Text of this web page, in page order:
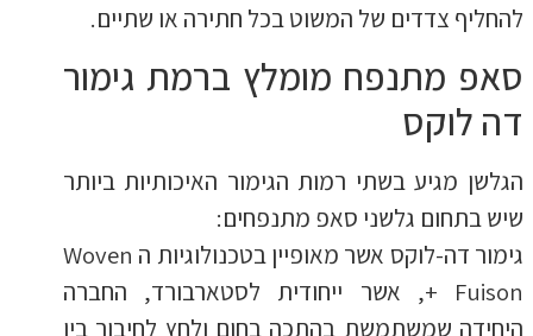
להחליף צדדים של המשוט בכל חתירה או שתיים.
סאפ מתנפח מומלץ ברמת גימור
דה לוקס
הגלשן מגיע בשתי רמות הגימור האיכותיות ביותר
שיש בתחום גלשני סאפ מתנפחים:
גימור דה-לוקס אשר מאופיין בטכנולוגיות ה Woven
+ Fuison, אשר ייחודית לסטארבורד, החברה
היחידה שמשתמשת בהתכה בחום ולחץ לחיבור בין